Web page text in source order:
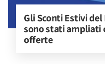
Gli Sconti Estivi
sono stati ampliati
offerte